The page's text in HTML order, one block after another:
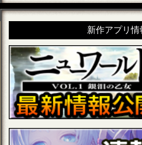
新作アプリ情